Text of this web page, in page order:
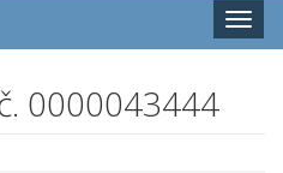
Toggle
0000043444